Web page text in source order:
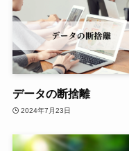
データの断捨離
2024年7月23日